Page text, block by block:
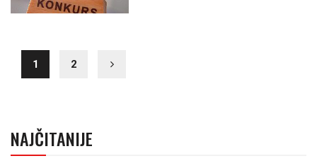
1 2
NAJČITANIJE